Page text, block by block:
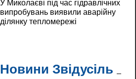
У Миколаєві під час гідравлічних
випробувань виявили аварійну
ділянку тепломережі
Новини Звідусіль